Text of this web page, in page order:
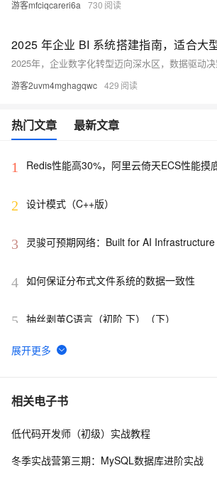
游客mfciqcareri6a 730
游客2uvm4mghagqwc 429
热门文章 最新文章
1 Redis性能高30%，阿里云倚天ECS性能摸
2 设计模式（C++版）
3 灵骏可预期网络：Built for AI Infrastructure
4 如何保证分布式文件系统的数据一致性
5 抽丝剥茧C语言（初阶 下）（下）
6 重生之---我测阿里云U1实例(通用算力型)
7 HTML5+CSS3前端入门教程---从0开始通过
局（上）
8 带你简单了解Chatgpt背后的秘密：大语言
相关电子书
低代码开发师（初级）实战教程
冬季实战营第三期：MySQL数据库进阶实战